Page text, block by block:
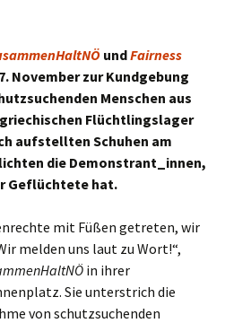
undFairness
November zur Kundgebung
Menschen aus
Flüchtlingslager
aufstellten Schuhen am
die Demonstrant_innen,
Geflüchtete hat.
mit Füßen getreten, wir
melden uns laut zu Wort!“,
in ihrer
Sie unterstrich die
von schutzsuchenden